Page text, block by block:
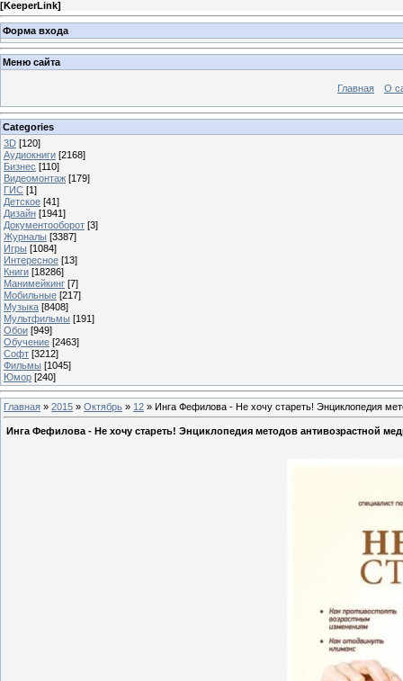
[KeeperLink]
Форма входа
Меню сайта
Главная О
Categories
3D [120]
Аудиокниги [2168]
Бизнес [110]
Видеомонтаж [179]
ГИС [1]
Детское [41]
Дизайн [1941]
Документооборот [3]
Журналы [3387]
Игры [1084]
Интересное [13]
Книги [18286]
Манимейкинг [7]
Мобильные [217]
Музыка [8408]
Мультфильмы [191]
Обои [949]
Обучение [2463]
Софт [3212]
Фильмы [1045]
Юмор [240]
Главная » 2015 » Октябрь » 12 » Инга Фефилова - Не хочу стареть! Энциклопедия
Инга Фефилова - Не хочу стареть! Энциклопедия методов антивозрастной